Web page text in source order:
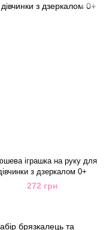
іграшка на руку для
з дзеркалом 0+
272 грн